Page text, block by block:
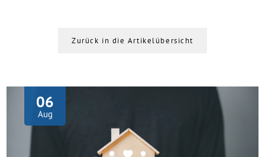
Zurück in die Artikelübersicht
06
Aug